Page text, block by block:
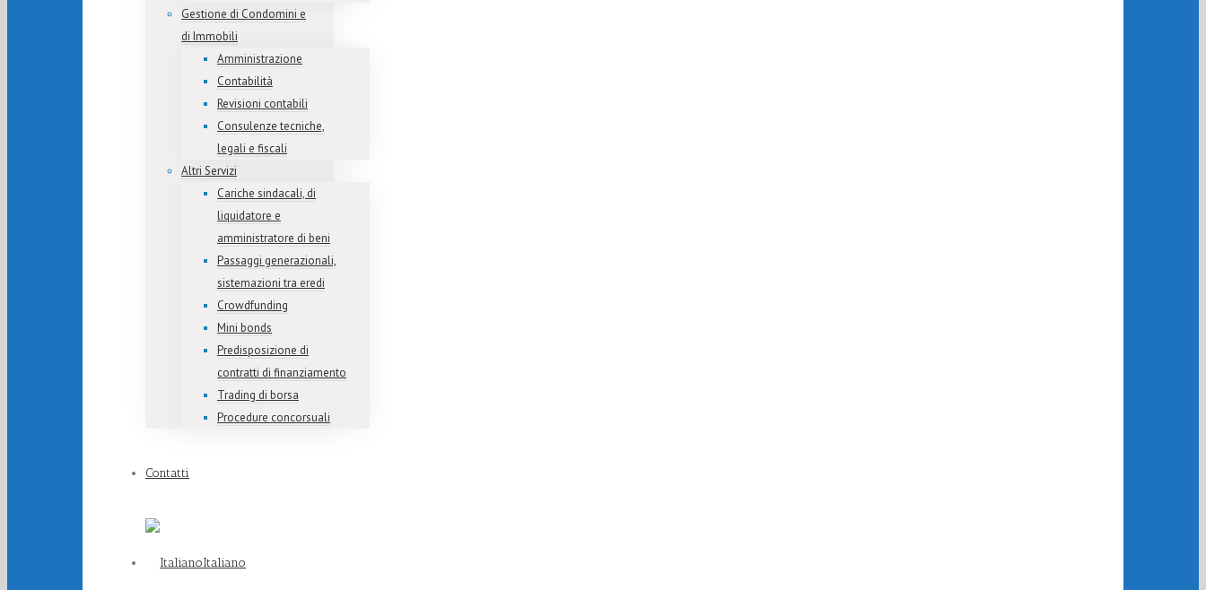
Gestione di Condomini e
di Immobili
Amministrazione
Contabilità
Revisioni contabili
Consulenze tecniche,
legali e fiscali
Altri Servizi
Cariche sindacali, di
liquidatore e
amministratore di beni
Passaggi generazionali,
sistemazioni tra eredi
Crowdfunding
Mini bonds
Predisposizione di
contratti di finanziamento
Trading di borsa
Procedure concorsuali
Contatti
Italiano